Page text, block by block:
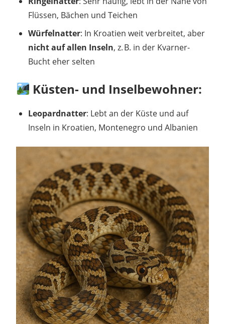
Flüssen, Bächen und Teichen
Würfelnatter: In Kroatien weit verbreitet, aber
nicht auf allen Inseln, z. B. in der Kvarner-
Bucht eher selten
Küsten- und Inselbewohner:
Leopardnatter: Lebt an der Küste und auf
Inseln in Kroatien, Montenegro und Albanien